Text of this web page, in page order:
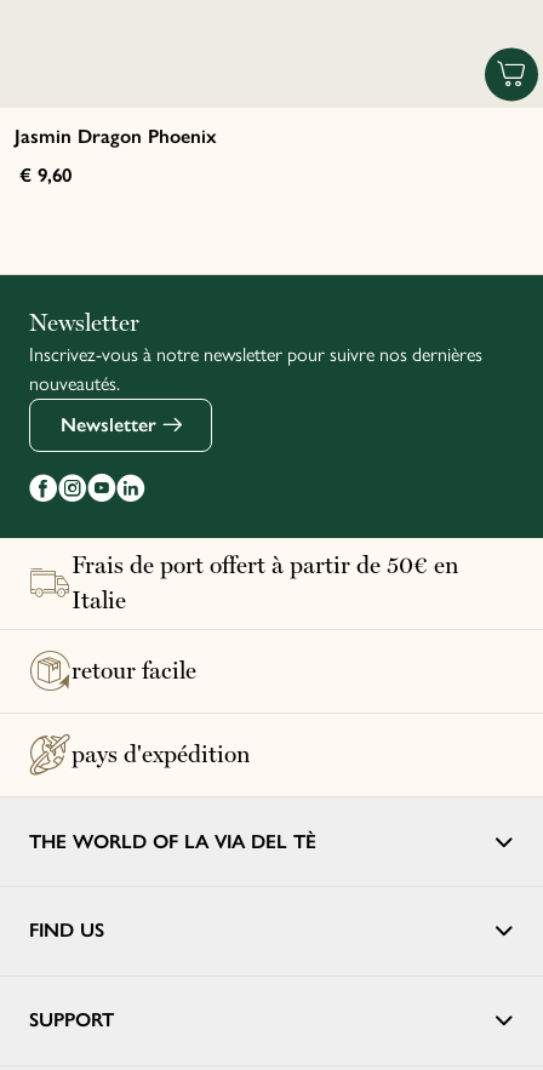
Jasmin Dragon Phoenix
€ 9,60
English
Newsletter
Inscrivez-vous à notre newsletter pour suivre nos dernières
nouveautés.
Newsletter
Frais de port offert à partir de 50€ en
Italie
retour facile
pays d'expédition
THE WORLD OF LA VIA DEL TÈ
FIND US
SUPPORT